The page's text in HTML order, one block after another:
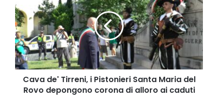
Tirreni,
i
Pistonieri
Santa
Maria
del
Rovo
depongono
corona
Cava de' Tirreni, i Pistonieri Santa Maria del
Rovo depongono corona di alloro ai caduti